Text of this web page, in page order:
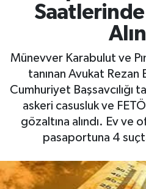
Saatlerinde
Münevver Karabulut ve
tanınan Avukat Rezan
Cumhuriyet Başsavcılığı
askeri casusluk ve
gözaltına alındı. Ev ve
pasaportuna 4
Yaşam